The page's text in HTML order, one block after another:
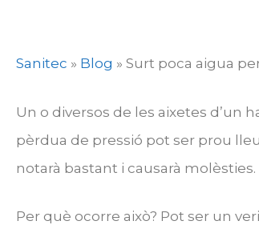
Sanitec » Blog » Surt poca aigua
Un o diversos de les aixetes d’un
pèrdua de pressió pot ser prou
notarà bastant i causarà molèsties.
Per què ocorre això? Pot ser un